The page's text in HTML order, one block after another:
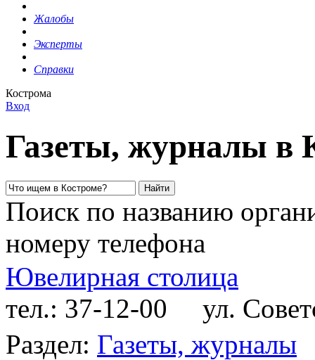
Жалобы
Эксперты
Справки
Кострома
Вход
Газеты, журналы в
Поиск по названию
номеру телефона
Ювелирная столица
тел.: 37-12-00
ул.
Раздел: Газеты, журналы